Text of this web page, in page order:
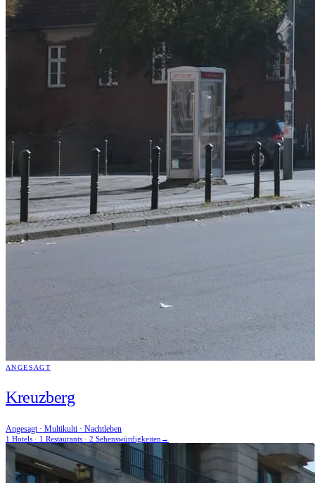
ANGESAGT
Kreuzberg
Angesagt · Multikulti · Nachtleben
1 Hotels · 1 Restaurants · 2 Sehenswürdigkeiten →